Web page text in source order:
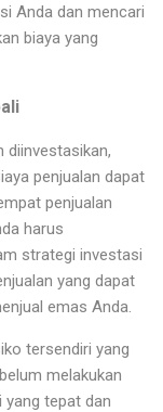
Anda dan mencari
biaya yang
diinvestasikan,
penjualan dapat
penjualan
harus
strategi investasi
yang dapat
emas Anda.
tersendiri yang
melakukan
yang tepat dan